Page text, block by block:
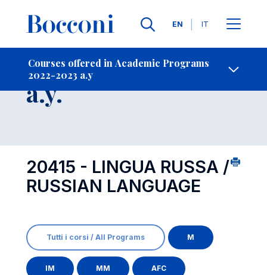
Languages
EN IT
Courses offered in Academic Programs
2022-2023 a.y
- Contact Us
Course 2022-2023
a.y.
20415 - LINGUA RUSSA /
RUSSIAN LANGUAGE
Tutti i corsi / All Programs M
IM MM AFC